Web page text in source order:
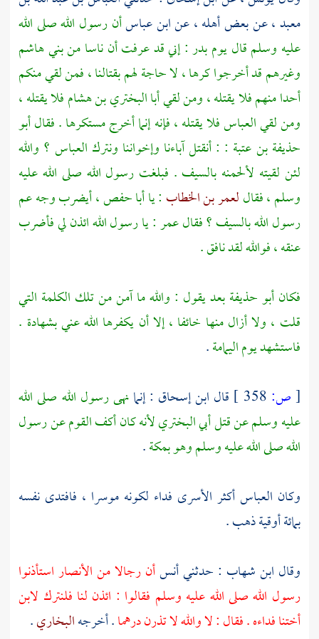
معبد ،عن بعض أهله ، عنابن عباسأن رسول الله صلى الله
عليه وسلم قال يومبدر: إني قد عرفت أن ناسا منبني هاشم
وغيرهم قد أخرجوا كرها ، لا حاجة لهم بقتالنا ، فمن لقي منكم
أحدا منهم فلا يقتله ، ومن لقيأبا البختري بن هشامفلا يقتله ،
ومن لقيالعباسفلا يقتله ، فإنه إنما أخرج مستكرها . فقالأبو
حذيفة بن عتبة : : أنقتل آباءنا وإخواننا ونترك العباس ؟ والله
لئن لقيته لألحمنه بالسيف . فبلغت رسول الله صلى الله عليه
وسلم ، فقاللعمر بن الخطاب : ياأبا حفص ،أيضرب وجه عم
رسول الله بالسيف ؟ فقالعمر: يا رسول الله ائذن لي فأضرب
عنقه ، فوالله لقد نافق .
فكانأبو حذيفةبعد يقول : والله ما آمن من تلك الكلمة التي
قلت ، ولا أزال منها خائفا ، إلا أن يكفرها الله عني بشهادة .
فاستشهد يوماليمامة.
[ص: قال ابن إسحاق : إنمانهى رسول الله صلى الله
عليه وسلم عن قتلأبي البختريلأنه كان أكف القوم عن رسول
الله صلى الله عليه وسلم وهوبمكة.
وكان العباسأكثر الأسرى فداء لكونه موسرا ، فافتدى نفسه
بمائة أوقية ذهب .
وقال ابن شهاب : حدثنيأنسأن رجالا منالأنصاراستأذنوا
رسول الله صلى الله عليه وسلم فقالوا : ائذن لنا فلنترك لابن
أختنا فداءه . فقال : لا والله لا تذرن درهما. أخرجهالبخاري.